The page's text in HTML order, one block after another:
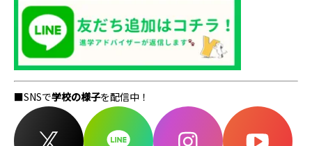
■SNSで学校の様子を配信中！